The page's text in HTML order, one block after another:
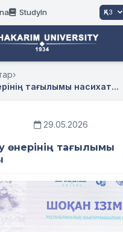
StudyIn ҚАЗ
›
тағылымы насихат...
29.05.2026
өнерінің тағылымы